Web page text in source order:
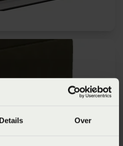
Details Over